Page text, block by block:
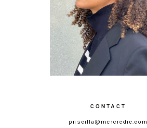
CONTACT
priscilla@mercredie.com